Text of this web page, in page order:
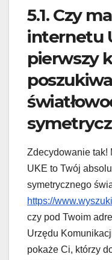
5.1. Czy
internetu
pierwszy
Zdecydowanie tak!
UKE to Twój
symetrycznego
https://
czy pod Twoim
Urzędu
pokaże Ci, którzy